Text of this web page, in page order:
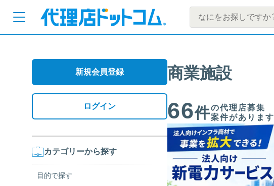
商業施設
66件の代理店募集
案件があります
新規会員登録
ログイン
カテゴリーから探す
目的で探す